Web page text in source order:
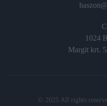
1024
Margit krt.
© 2025 All rights